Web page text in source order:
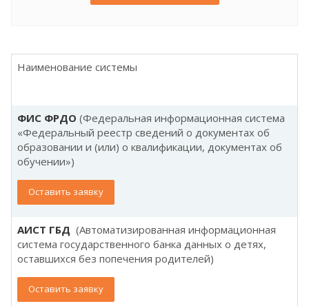
Наименование системы
ФИС ФРДО (Федеральная информационная система
«Федеральный реестр сведений о документах об
образовании и (или) о квалификации, документах об
обучении»)
Оставить заявку
АИСТ ГБД (Автоматизированная информационная
система государственного банка данных о детях,
оставшихся без попечения родителей)
Оставить заявку